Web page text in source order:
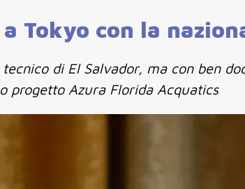
Tokyo con la
tecnico di El Salvador, ma con ben
progetto Azura Florida Acquatics